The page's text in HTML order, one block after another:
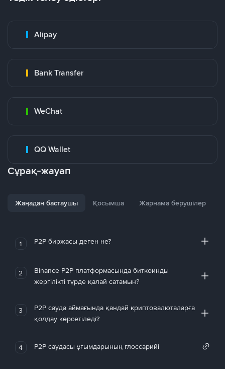
Alipay
Bank Transfer
WeChat
QQ Wallet
Сұрақ-жауап
Жаңадан бастаушы Қосымша Жарнама берушілер
1 P2P биржасы деген не?
2
Binance P2P платформасында биткоинды
жергілікті түрде қалай сатамын?
3
P2P сауда аймағында қандай криптовалюталарға
қолдау көрсетіледі?
4 P2P саудасы ұғымдарының глоссарийі